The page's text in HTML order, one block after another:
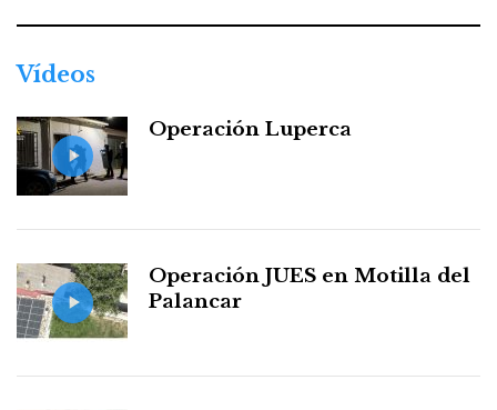
Vídeos
Operación Luperca
Operación JUES en Motilla del
Palancar